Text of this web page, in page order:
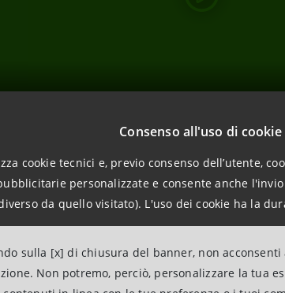
Consenso all'uso di cookie
cookie tecnici e, previo consenso dell’utente,
personalizzate e consente anche
da quello visitato). L'uso dei cookie ha la
sulla [x] di chiusura del banner, non acconsenti
Non potremo, perciò, personalizzare la tua